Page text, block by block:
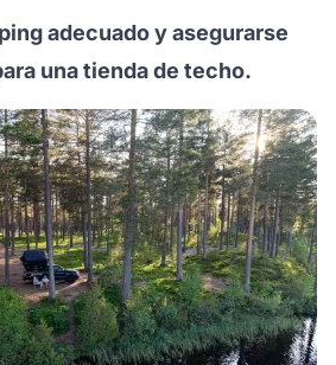
adecuado y asegurarse
una tienda de techo.